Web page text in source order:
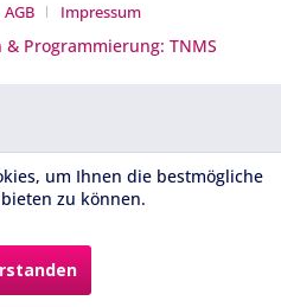
AGB Impressum
& Programmierung: TNMS
um Ihnen die bestmögliche
zu können.